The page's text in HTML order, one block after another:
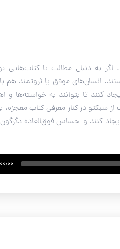
به دنبال مطالب یا کتاب‌هایی
انسان‌های موفق یا ثروتمند هم
کنند تا بتوانند به خواسته‌ها و
سبکتو در کنار معرفی کتاب معجزه،
کنند و احساس فوق‌العاده
00:00